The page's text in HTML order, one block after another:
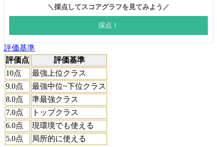
評価基準
評価点
評価基準
10点
最強上位クラス
9.0点
最強中位~下位クラス
8.0点
準最強クラス
7.0点
トップクラス
6.0点
現環境でも使える
5.0点
局所的に使える